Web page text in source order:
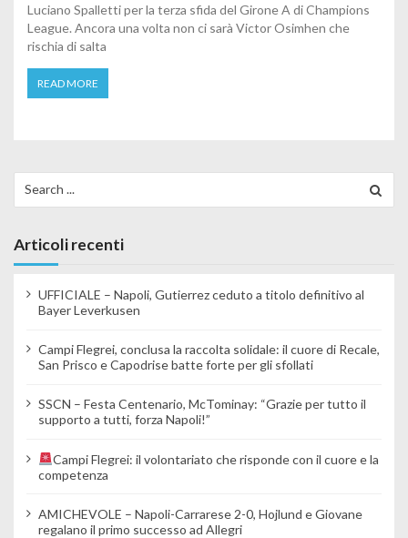
Luciano Spalletti per la terza sfida del Girone A di Champions
League. Ancora una volta non ci sarà Victor Osimhen che
rischia di salta
READ MORE
Articoli recenti
UFFICIALE – Napoli, Gutierrez ceduto a titolo definitivo al
Bayer Leverkusen
Campi Flegrei, conclusa la raccolta solidale: il cuore di Recale,
San Prisco e Capodrise batte forte per gli sfollati
SSCN – Festa Centenario, McTominay: “Grazie per tutto il
supporto a tutti, forza Napoli!”
Campi Flegrei: il volontariato che risponde con il cuore e la
competenza
AMICHEVOLE – Napoli-Carrarese 2-0, Hojlund e Giovane
regalano il primo successo ad Allegri